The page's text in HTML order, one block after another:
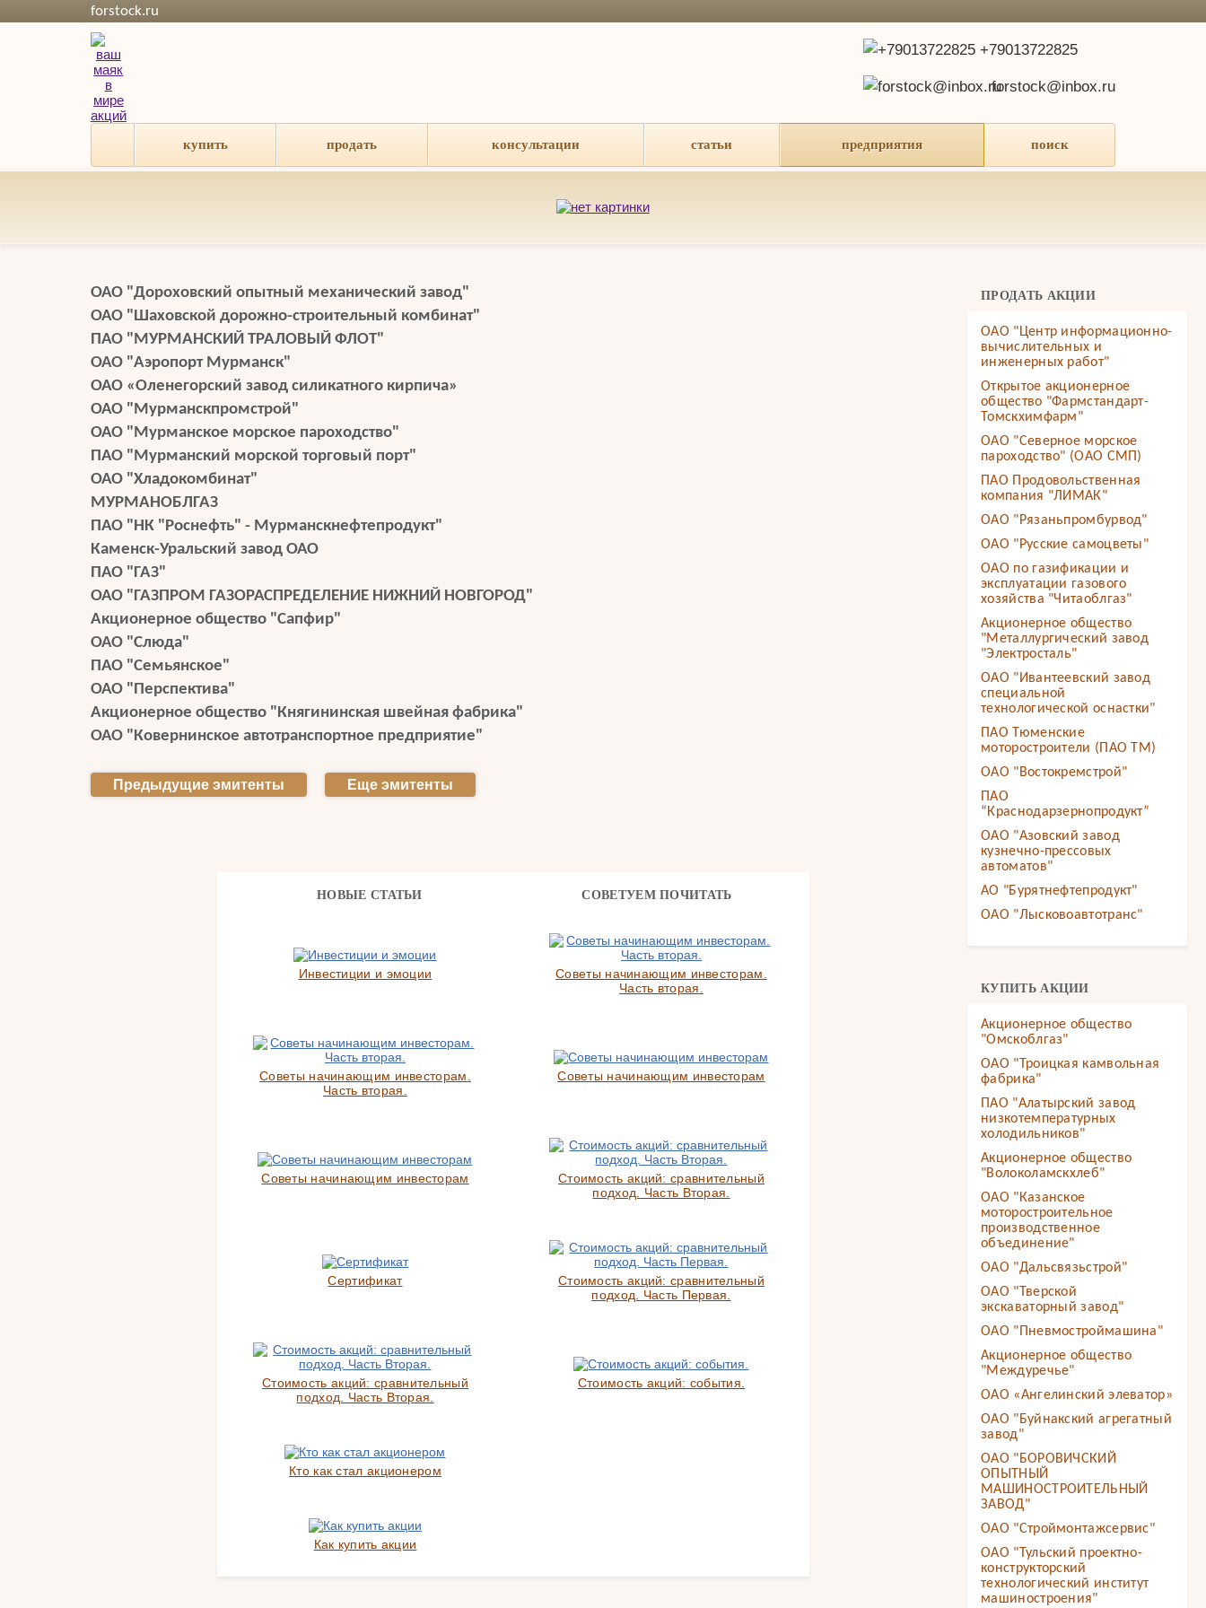
forstock.ru
+79013722825
forstock@inbox.ru
купить продать консультации статьи предприятия поиск
ОАО "Дороховский опытный механический завод"
ОАО "Шаховской дорожно-строительный комбинат"
ПАО "МУРМАНСКИЙ ТРАЛОВЫЙ ФЛОТ"
ОАО "Аэропорт Мурманск"
ОАО «Оленегорский завод силикатного кирпича»
ОАО "Мурманскпромстрой"
ОАО "Мурманское морское пароходство"
ПАО "Мурманский морской торговый порт"
ОАО "Хладокомбинат"
МУРМАНОБЛГАЗ
ПАО "НК "Роснефть" - Мурманскнефтепродукт"
Каменск-Уральский завод ОАО
ПАО "ГАЗ"
ОАО "ГАЗПРОМ ГАЗОРАСПРЕДЕЛЕНИЕ НИЖНИЙ НОВГОРОД"
Акционерное общество "Сапфир"
ОАО "Слюда"
ПАО "Семьянское"
ОАО "Перспектива"
Акционерное общество "Княгининская швейная фабрика"
ОАО "Ковернинское автотранспортное предприятие"
Предыдущие эмитенты Еще эмитенты
НОВЫЕ СТАТЬИ СОВЕТУЕМ ПОЧИТАТЬ
Инвестиции и эмоции
Советы начинающим инвесторам.
Часть вторая.
Советы начинающим инвесторам.
Часть вторая.
Советы начинающим инвесторам
Советы начинающим инвесторам
Стоимость акций: сравнительный
подход. Часть Вторая.
Сертификат
Стоимость акций: сравнительный
подход. Часть Первая.
Стоимость акций: сравнительный
подход. Часть Вторая.
Стоимость акций: события.
Кто как стал акционером
Как купить акции
ПРОДАТЬ АКЦИИ
ОАО "Центр информационно-
вычислительных и
инженерных работ"
Открытое акционерное
общество "Фармстандарт-
Томскхимфарм"
ОАО "Северное морское
пароходство" (ОАО СМП)
ПАО Продовольственная
компания "ЛИМАК"
ОАО "Рязаньпромбурвод"
ОАО "Русские самоцветы"
ОАО по газификации и
эксплуатации газового
хозяйства "Читаоблгаз"
Акционерное общество
"Металлургический завод
"Электросталь"
ОАО "Ивантеевский завод
специальной
технологической оснастки"
ПАО Тюменские
моторостроители (ПАО ТМ)
ОАО "Востокремстрой"
ПАО
“Краснодарзернопродукт”
ОАО "Азовский завод
кузнечно-прессовых
автоматов"
АО "Бурятнефтепродукт"
ОАО "Лысковоавтотранс"
КУПИТЬ АКЦИИ
Акционерное общество
"Омскоблгаз"
ОАО "Троицкая камвольная
фабрика"
ПАО "Алатырский завод
низкотемпературных
холодильников"
Акционерное общество
"Волоколамскхлеб"
ОАО "Казанское
моторостроительное
производственное
объединение"
ОАО "Дальсвязьстрой"
ОАО "Тверской
экскаваторный завод"
ОАО "Пневмостроймашина"
Акционерное общество
"Междуречье"
ОАО «Ангелинский элеватор»
ОАО "Буйнакский агрегатный
завод"
ОАО "БОРОВИЧСКИЙ
ОПЫТНЫЙ
МАШИНОСТРОИТЕЛЬНЫЙ
ЗАВОД"
ОАО "Строймонтажсервис"
ОАО "Тульский проектно-
конструкторский
технологический институт
машиностроения"